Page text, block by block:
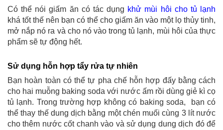
Có thể nói giấm ăn có tác dụng khử mùi hôi cho tủ lạnh
khá tốt thế nên bạn có thể cho giấm ăn vào một lọ thủy tinh,
mở nắp nó ra và cho nó vào trong tủ lạnh, mùi hôi của thực
phẩm sẽ tự động hết.
Sử dụng hỗn hợp tẩy rửa tự nhiên
Bạn hoàn toàn có thể tự pha chế hỗn hợp đấy bằng cách
cho hai muỗng baking soda với nước ấm rồi dùng giẻ kì cọ
tủ lạnh. Trong trường hợp không có baking soda, bạn có
thể thay thế dung dịch bằng một chén muối cùng 3 lít nước
cho thêm nước cốt chanh vào và sử dụng dung dịch đó để